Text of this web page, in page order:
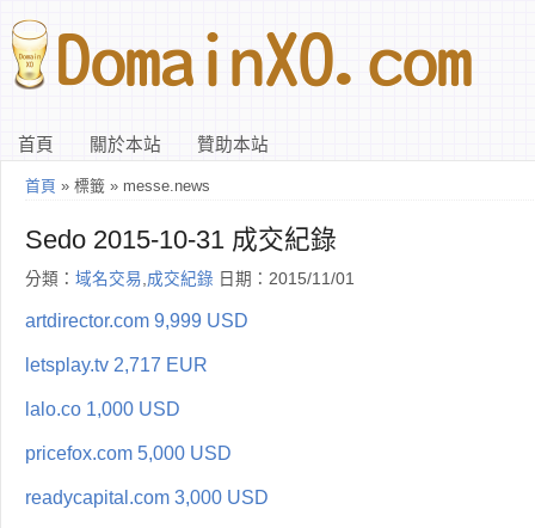
首頁 關於本站 贊助本站
首頁 » 標籤 » messe.news
Sedo 2015-10-31 成交紀錄
分類： 域名交易,成交紀錄 日期：2015/11/01
artdirector.com 9,999 USD
letsplay.tv 2,717 EUR
lalo.co 1,000 USD
pricefox.com 5,000 USD
readycapital.com 3,000 USD